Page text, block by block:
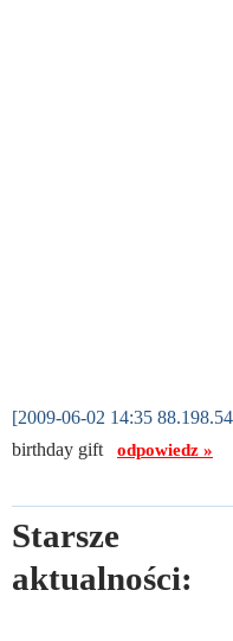
[2009-06-02 14:35
birthday gift odpowiedz »
Starsze
aktualności: